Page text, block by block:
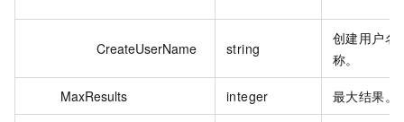
CreateUserName string
创建用户名
称。
MaxResults integer 最大结果。